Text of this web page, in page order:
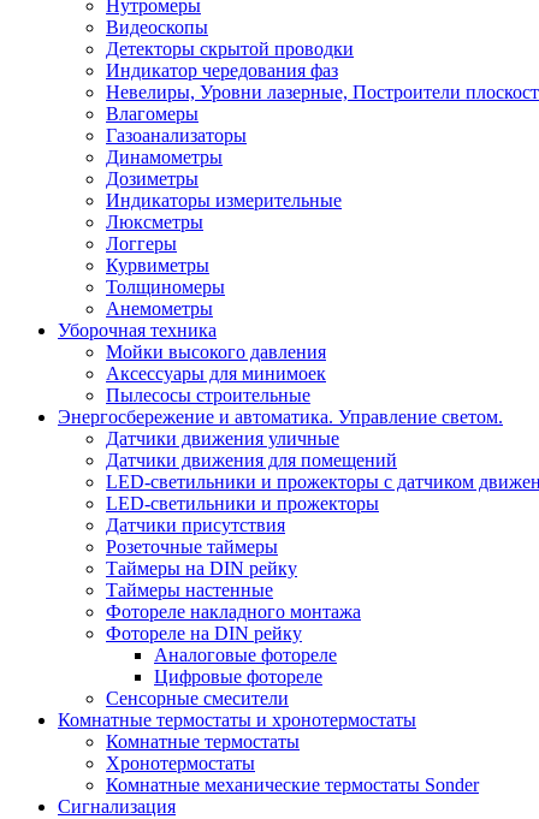
Нутромеры
Видеоскопы
Детекторы скрытой проводки
Индикатор чередования фаз
Невелиры, Уровни лазерные, Построители
Влагомеры
Газоанализаторы
Динамометры
Дозиметры
Индикаторы измерительные
Люксметры
Логгеры
Курвиметры
Толщиномеры
Анемометры
Уборочная техника
Мойки высокого давления
Аксессуары для минимоек
Пылесосы строительные
Энергосбережение и автоматика. Управление светом.
Датчики движения уличные
Датчики движения для помещений
LED-светильники и прожекторы с датчиком
LED-светильники и прожекторы
Датчики присутствия
Розеточные таймеры
Таймеры на DIN рейку
Таймеры настенные
Фотореле накладного монтажа
Фотореле на DIN рейку
Аналоговые фотореле
Цифровые фотореле
Сенсорные смесители
Комнатные термостаты и хронотермостаты
Комнатные термостаты
Хронотермостаты
Комнатные механические термостаты Sonder
Сигнализация